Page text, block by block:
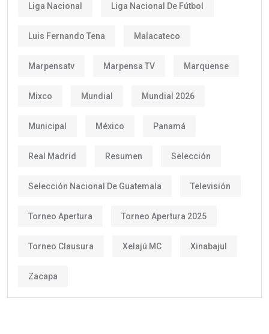
Liga Nacional Liga Nacional De Fútbol
Luis Fernando Tena Malacateco
Marpensatv Marpensa TV Marquense
Mixco Mundial Mundial 2026
Municipal México Panamá
Real Madrid Resumen Selección
Selección Nacional De Guatemala Televisión
Torneo Apertura Torneo Apertura 2025
Torneo Clausura Xelajú MC Xinabajul
Zacapa